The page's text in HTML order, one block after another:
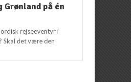
Grønland på én
rejseeventyr i
Skal det være den